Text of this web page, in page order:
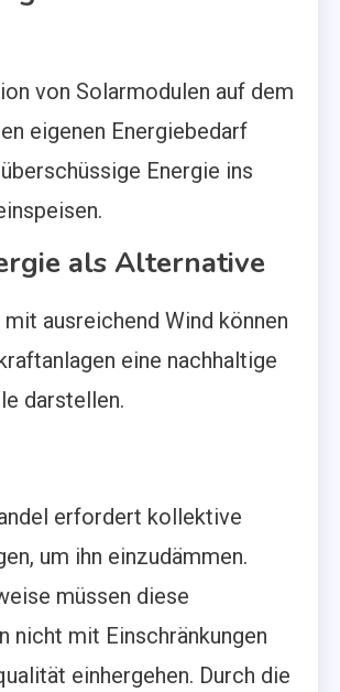
von Solarmodulen auf dem
eigenen Energiebedarf
Energie ins
als Alternative
mit ausreichend Wind können
eine nachhaltige
darstellen.
erfordert kollektive
um ihn einzudämmen.
müssen diese
nicht mit Einschränkungen
einhergehen. Durch die